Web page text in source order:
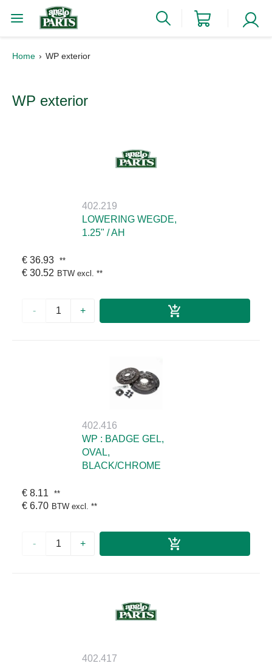
Home WP exterior
WP exterior
402.219
LOWERING WEGDE,
1.25" / AH
€ 36.93 **
€ 30.52 BTW excl. **
- +
402.416
WP : BADGE GEL,
OVAL,
BLACK/CHROME
€ 8.11 **
€ 6.70 BTW excl. **
- +
402.417